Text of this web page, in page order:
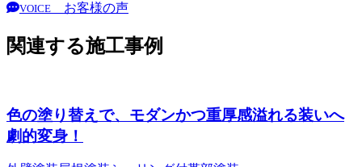
VOICE お客様の声
関連する施工事例
色の塗り替えで、モダンかつ重厚感溢れる装いへ
劇的変身！